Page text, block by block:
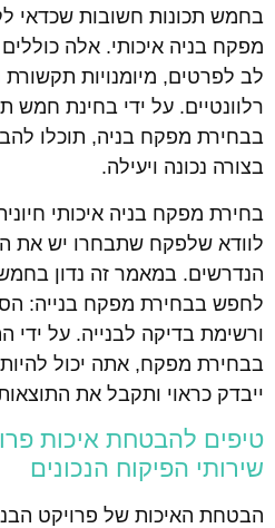
בחמש תכונות חשובות שכדאי
מפקח בניה איכותי. אלה כוללים
לב לפרטים, מיומנויות תקשורת
רלוונטיים. על ידי בחינת חמש
בבחירת מפקח בניה, תוכלו
בצורה נכונה ויעילה.
בחירת מפקח בניה איכותי
לוודא שלפקח שתבחרו יש את
הנדרשים. במאמר זה נדון בחמש
לחפש בבחירת מפקח בנייה:
ורשימת בדיקה לבנייה. על ידי
בבחירת מפקח, אתה יכול
ייבדק כראוי ותקבל את
טיפים להבטחת איכות
שירותי הפיקוח הנכונים
הבטחת האיכות של פרויקט